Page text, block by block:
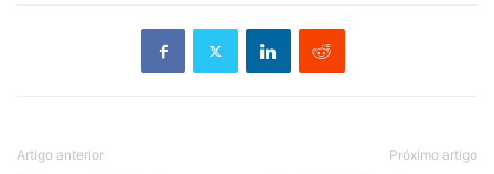
Artigo anterior Próximo artigo